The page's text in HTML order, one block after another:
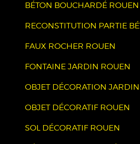
BÉTON BOUCHARDÉ ROUEN
RECONSTITUTION PARTIE
FAUX ROCHER ROUEN
FONTAINE JARDIN ROUEN
OBJET DÉCORATION
OBJET DÉCORATIF ROUEN
SOL DÉCORATIF ROUEN